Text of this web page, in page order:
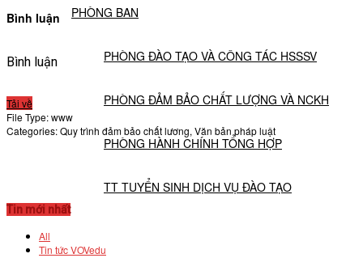
PHÒNG BAN
PHÒNG ĐÀO TẠO VÀ CÔNG TÁC HSSSV
PHÒNG ĐẢM BẢO CHẤT LƯỢNG VÀ NCKH
PHÒNG HÀNH CHÍNH TỔNG HỢP
TT TUYỂN SINH DỊCH VỤ ĐÀO TẠO
NGHIÊN CỨU KHOA HỌC
Bình luận
Bình luận
Tải về
File Type:www
Categories:Quy trình đảm bảo chất lương, Văn bản pháp luật
Tin mới nhất
All
Tin tức VOVedu